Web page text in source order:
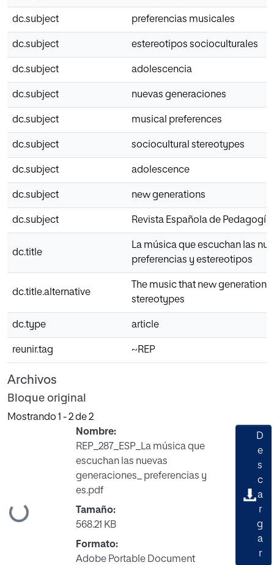
dc.subject preferencias musicales
dc.subject estereotipos socioculturales
dc.subject adolescencia
dc.subject nuevas generaciones
dc.subject musical preferences
dc.subject sociocultural stereotypes
dc.subject adolescence
dc.subject new generations
dc.subject Revista Española de Pedagogía
dc.title
La música que escuchan las
preferencias y estereotipos
dc.title.alternative
The music that new
stereotypes
dc.type article
reunir.tag ~REP
Archivos
Bloque original
Mostrando 1 - 2 de 2
Cargando...
Nombre:
REP_287_ESP_La música que
escuchan las nuevas
generaciones_ preferencias y
es.pdf
Tamaño:
568.21 KB
Formato:
Adobe Portable Document
D
e
s
c
a
r
g
a
r